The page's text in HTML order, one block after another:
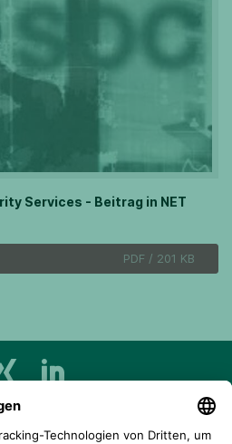
Services - Beitrag in NET
PDF / 201 KB
GmbH